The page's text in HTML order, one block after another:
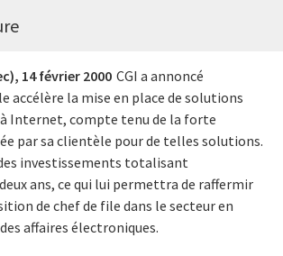
14 février 2000 CGI a annoncé
accélère la mise en place de solutions
Internet, compte tenu de la forte
par sa clientèle pour de telles solutions.
investissements totalisant
ans, ce qui lui permettra de raffermir
de chef de file dans le secteur en
affaires électroniques.